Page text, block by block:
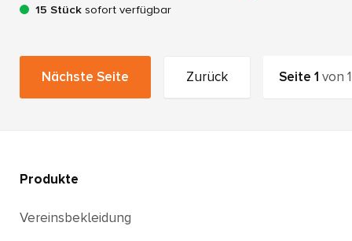
15 Stück sofort verfügbar
Nächste Seite Zurück Seite1 von1
Produkte
Vereinsbekleidung